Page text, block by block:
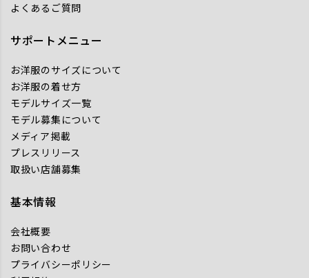
よくあるご質問
サポートメニュー
お洋服のサイズについて
お洋服の着せ方
モデルサイズ一覧
モデル募集について
メディア掲載
プレスリリース
取扱い店舗募集
基本情報
会社概要
お問い合わせ
プライバシーポリシー